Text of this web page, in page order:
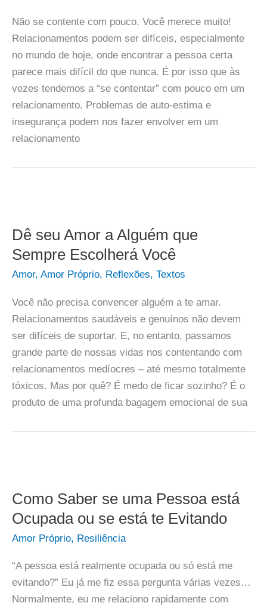
Não se contente com pouco. Você merece muito!
Relacionamentos podem ser difíceis, especialmente
no mundo de hoje, onde encontrar a pessoa certa
parece mais difícil do que nunca. É por isso que às
vezes tendemos a “se contentar” com pouco em um
relacionamento. Problemas de auto-estima e
insegurança podem nos fazer envolver em um
relacionamento
Dê seu Amor a Alguém que
Sempre Escolherá Você
Amor, Amor Próprio, Reflexões, Textos
Você não precisa convencer alguém a te amar.
Relacionamentos saudáveis e genuínos não devem
ser difíceis de suportar. E, no entanto, passamos
grande parte de nossas vidas nos contentando com
relacionamentos medíocres – até mesmo totalmente
tóxicos. Mas por quê? É medo de ficar sozinho? É o
produto de uma profunda bagagem emocional de sua
Como Saber se uma Pessoa está
Ocupada ou se está te Evitando
Amor Próprio, Resiliência
“A pessoa está realmente ocupada ou só está me
evitando?” Eu já me fiz essa pergunta várias vezes…
Normalmente, eu me relaciono rapidamente com